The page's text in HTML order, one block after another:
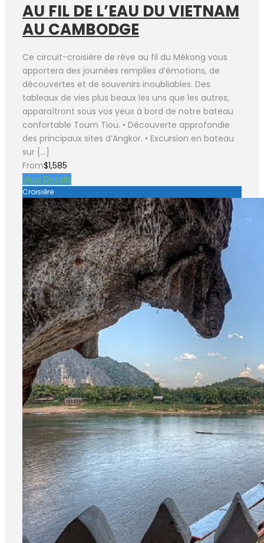
AU FIL DE L’EAU DU VIETNAM
AU CAMBODGE
Ce circuit-croisière de rêve au fil du Mékong vous
apportera des journées remplies d’émotions, de
découvertes et de souvenirs inoubliables. Des
tableaux de vies plus beaux les uns que les autres,
apparaîtront sous vos yeux à bord de notre bateau
confortable Toum Tiou. • Découverte approfondie
des principaux sites d’Angkor. • Excursion en bateau
sur […]
From$1,585
View Details
Croisière